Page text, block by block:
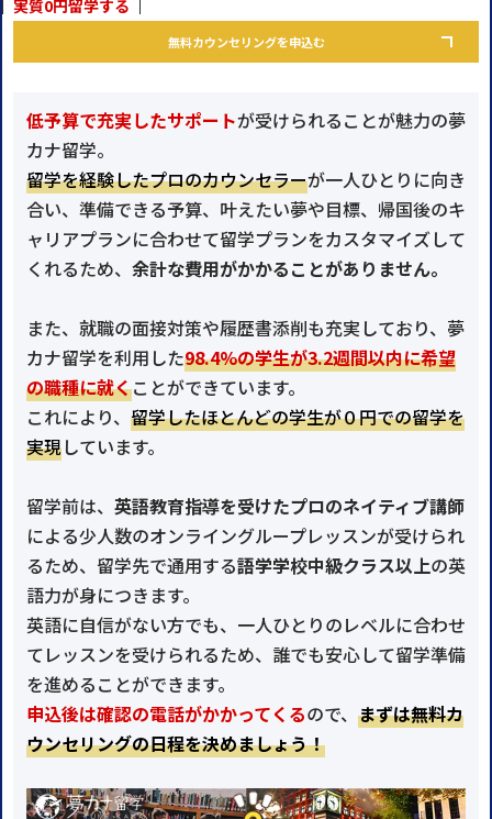
実質0円留学する
無料カウンセリングを申込む
低予算で充実したサポートが受けられることが魅力の夢
カナ留学。
留学を経験したプロのカウンセラーが一人ひとりに向き
合い、準備できる予算、叶えたい夢や目標、帰国後のキ
ャリアプランに合わせて留学プランをカスタマイズして
くれるため、 余計な費用がかかることがありません。
また、就職の面接対策や履歴書添削も充実しており、夢
カナ留学を利用した98.4%の学生が3.2週間以内に希望
の職種に就くことができています。
これにより、 留学したほとんどの学生が０円での留学を
実現しています。
留学前は、 英語教育指導を受けたプロのネイティブ講師
による少人数のオンライングループレッスンが受けられ
るため、留学先で通用する語学学校中級クラス以上の英
語力が身につきます。
英語に自信がない方でも、一人ひとりのレベルに合わせ
てレッスンを受けられるため、誰でも安心して留学準備
を進めることができます。
申込後は確認の電話がかかってくるので、 まずは無料カ
ウンセリングの日程を決めましょう！